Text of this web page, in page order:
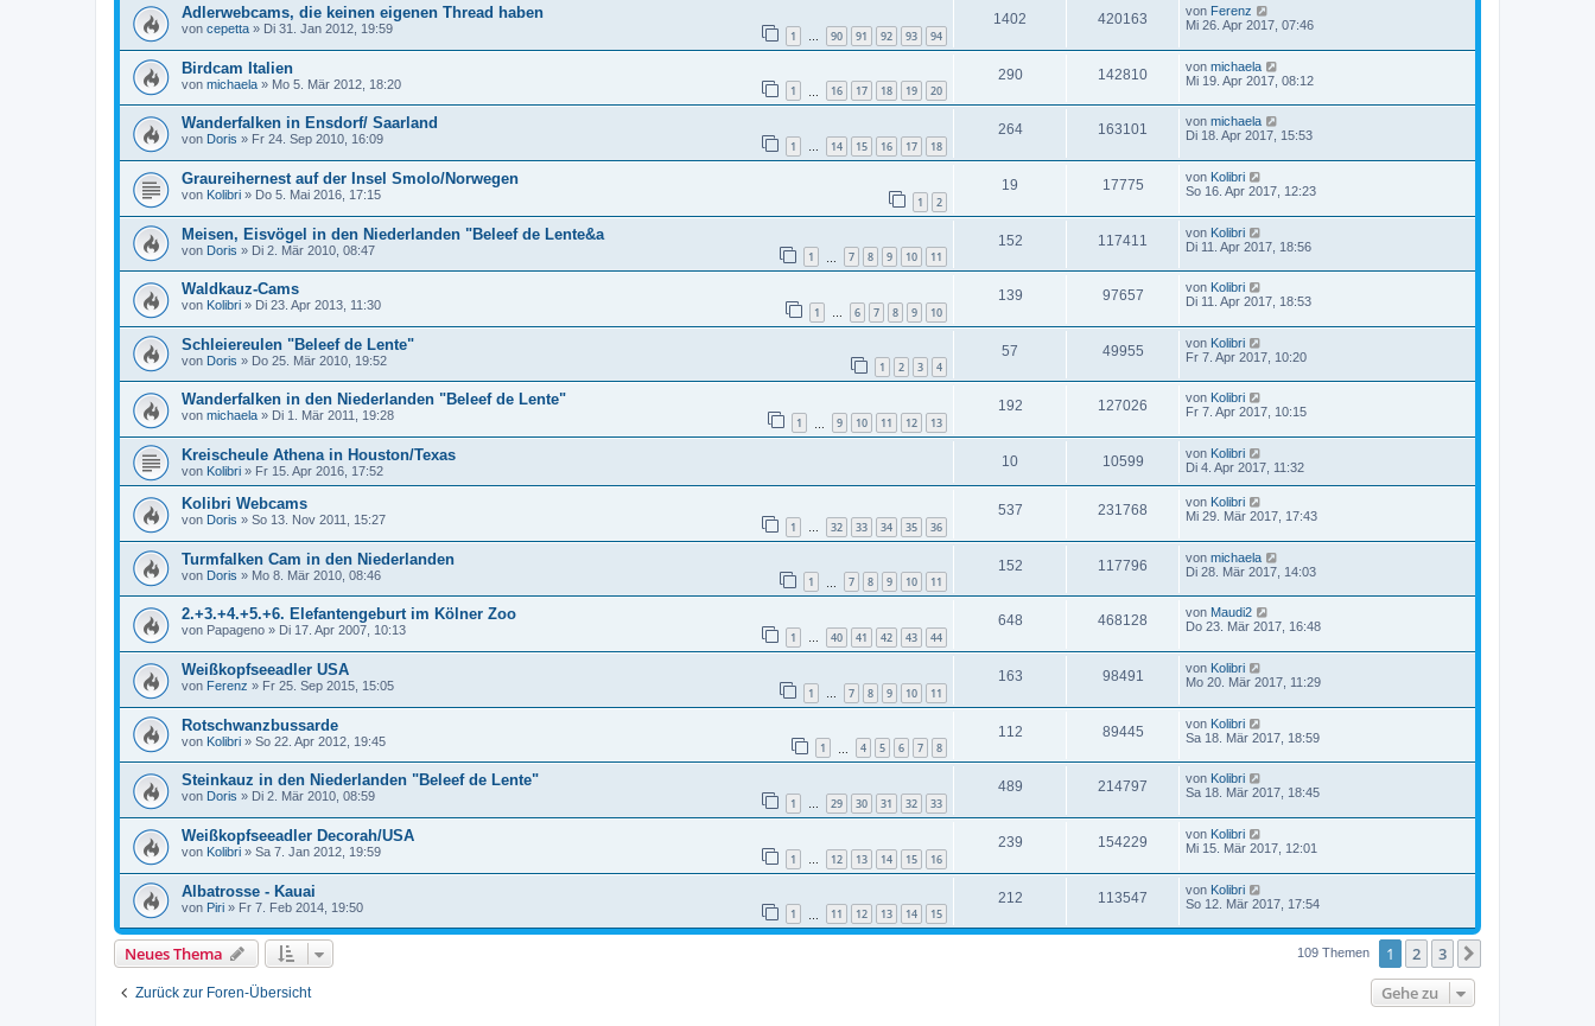
Adlerwebcams, die keinen eigenen Thread haben
von cepetta » Di 31. Jan 2012, 19:59 1 … 90 91 92 93 94
1402 420163 von Ferenz
Mi 26. Apr 2017, 07:46
Birdcam Italien
von michaela » Mo 5. Mär 2012, 18:20 1 16 17 18 19 20
290 142810 von michaela
Mi 19. Apr 2017, 08:12
Wanderfalken in Ensdorf/ Saarland
von Doris » Fr 24. Sep 2010, 16:09 1 … 14 15 16 17 18
264 163101 von michaela
Di 18. Apr 2017, 15:53
Graureihernest auf der Insel Smolo/Norwegen
von Kolibri » Do 5. Mai 2016, 17:15 1 2
19 17775 von Kolibri
So 16. Apr 2017, 12:23
Meisen, Eisvögel in den Niederlanden "Beleef de Lente&a
von Doris » Di 2. Mär 2010, 08:47 1 7 8 9 10 11
152 117411 von Kolibri
Di 11. Apr 2017, 18:56
Waldkauz-Cams
von Kolibri » Di 23. Apr 2013, 11:30 1 … 6 7 8 9 10
139 97657 von Kolibri
Di 11. Apr 2017, 18:53
Schleiereulen "Beleef de Lente"
von Doris » Do 25. Mär 2010, 19:52 1 2 3 4
57 49955 von Kolibri
Fr 7. Apr 2017, 10:20
Wanderfalken in den Niederlanden "Beleef de Lente"
von michaela » Di 1. Mär 2011, 19:28 1 9 10 11 12 13
192 127026 von Kolibri
Fr 7. Apr 2017, 10:15
Kreischeule Athena in Houston/Texas
von Kolibri » Fr 15. Apr 2016, 17:52
10 10599 von Kolibri
Di 4. Apr 2017, 11:32
Kolibri Webcams
von Doris » So 13. Nov 2011, 15:27 1 … 32 33 34 35 36
537 231768 von Kolibri
Mi 29. Mär 2017, 17:43
Turmfalken Cam in den Niederlanden
von Doris » Mo 8. Mär 2010, 08:46 1 7 8 9 10 11
152 117796 von michaela
Di 28. Mär 2017, 14:03
2.+3.+4.+5.+6. Elefantengeburt im Kölner Zoo
von Papageno » Di 17. Apr 2007, 10:13 1 … 40 41 42 43 44
648 468128 von Maudi2
Do 23. Mär 2017, 16:48
Weißkopfseeadler USA
von Ferenz » Fr 25. Sep 2015, 15:05 1 … 7 8 9 10 11
163 98491 von Kolibri
Mo 20. Mär 2017, 11:29
Rotschwanzbussarde
von Kolibri » So 22. Apr 2012, 19:45 1 4 5 6 7 8
112 89445 von Kolibri
Sa 18. Mär 2017, 18:59
Steinkauz in den Niederlanden "Beleef de Lente"
von Doris » Di 2. Mär 2010, 08:59 1 … 29 30 31 32 33
489 214797 von Kolibri
Sa 18. Mär 2017, 18:45
Weißkopfseeadler Decorah/USA
von Kolibri » Sa 7. Jan 2012, 19:59 1 … 12 13 14 15 16
239 154229 von Kolibri
Mi 15. Mär 2017, 12:01
Albatrosse - Kauai
von Piri » Fr 7. Feb 2014, 19:50 1 11 12 13 14 15
212 113547 von Kolibri
So 12. Mär 2017, 17:54
Neues Thema 109 Themen 1 2 3
Zurück zur Foren-Übersicht Gehe zu